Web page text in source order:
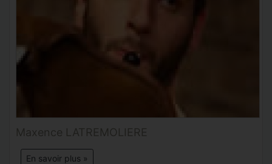
Maxence LATREMOLIERE
En savoir plus »